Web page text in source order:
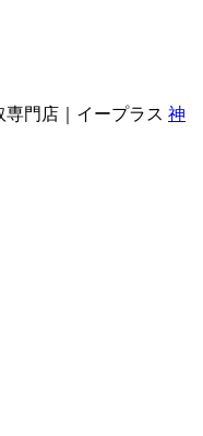
門店｜イープラス 神